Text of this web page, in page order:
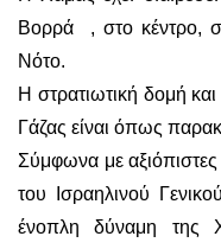
Βορρά , στο κέντρο,
Νότο.
Η στρατιωτική δομή
Γάζας είναι όπως
Σύμφωνα με
του Ισραηλινού
ένοπλη δύναμη της